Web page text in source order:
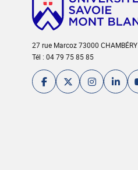
27 rue Marcoz 73000 CHAMBÉRY
Tél : 04 79 75 85 85